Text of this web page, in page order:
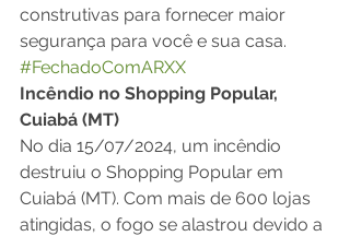
construtivas para fornecer maior
segurança para você e sua casa.
#FechadoComARXX
Incêndio no Shopping Popular,
Cuiabá (MT)
No dia 15/07/2024, um incêndio
destruiu o Shopping Popular em
Cuiabá (MT). Com mais de 600 lojas
atingidas, o fogo se alastrou devido a